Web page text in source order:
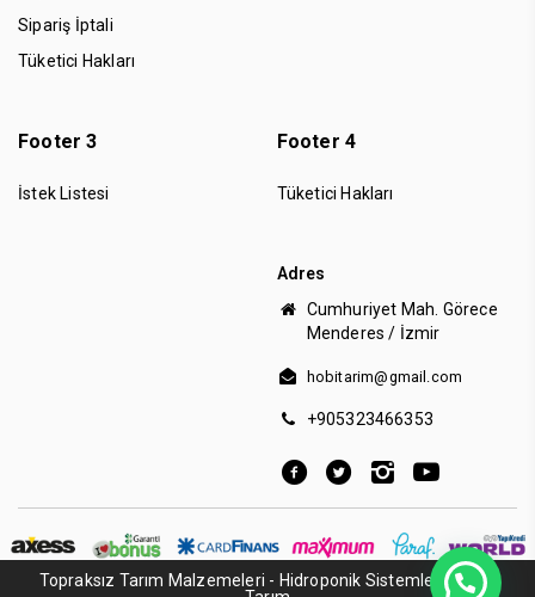
Sipariş İptali
Tüketici Hakları
Footer 3
İstek Listesi
Footer 4
Tüketici Hakları
Adres
Cumhuriyet Mah. Görece
Menderes / İzmir
hobitarim@gmail.com
+905323466353
Topraksız Tarım Malzemeleri - Hidroponik Sistemler - Dikey